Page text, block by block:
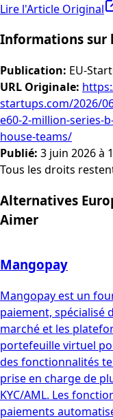
Lire l'Article Original
Informations sur
Publication: EU-
URL Originale:
startups.com/2026/
e60-2-million-series-
house-teams/
Publié: 3 juin 2026 à
Tous les droits
Alternatives
Aimer
Mangopay
Mangopay est un
paiement, spécialisé
marché et les
portefeuille virtuel
des fonctionnalités
prise en charge de
KYC/AML. Les
paiements